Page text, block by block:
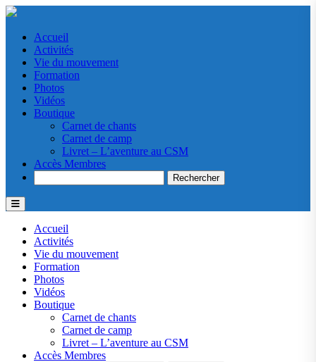
Accueil
Activités
Vie du mouvement
Formation
Photos
Vidéos
Boutique
Carnet de chants
Carnet de camp
Livret – L’aventure au CSM
Accès Membres
Accueil
Activités
Vie du mouvement
Formation
Photos
Vidéos
Boutique
Carnet de chants
Carnet de camp
Livret – L’aventure au CSM
Accès Membres